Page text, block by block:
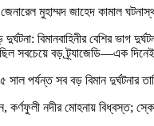
জেনারেল মুহাম্মদ জাহেদ কামাল
দুর্ঘটনা: বিমানবাহিনীর বেশির
সবচেয়ে বড় ট্র্যাজেডি—এক দিনেই
সাল পর্যন্ত সব বড় বিমান
নদীর মোহনায় বিধ্বস্ত;